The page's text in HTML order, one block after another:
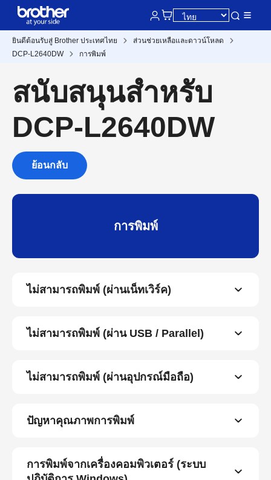
ยินดีต้อนรับสู่ Brother ประเทศไทย
ส่วนช่วยเหลือและดาวน์โหลด
DCP-L2640DW
การพิมพ์
สนับสนุนสำหรับ
DCP-L2640DW
ย้อนกลับ
การพิมพ์
ไม่สามารถพิมพ์ (ผ่านเน็ทเวิร์ค)
ไม่สามารถพิมพ์ (ผ่าน USB / Parallel)
ไม่สามารถพิมพ์ (ผ่านอุปกรณ์มือถือ)
ปัญหาคุณภาพการพิมพ์
การพิมพ์จากเครื่องคอมพิวเตอร์ (ระบบ